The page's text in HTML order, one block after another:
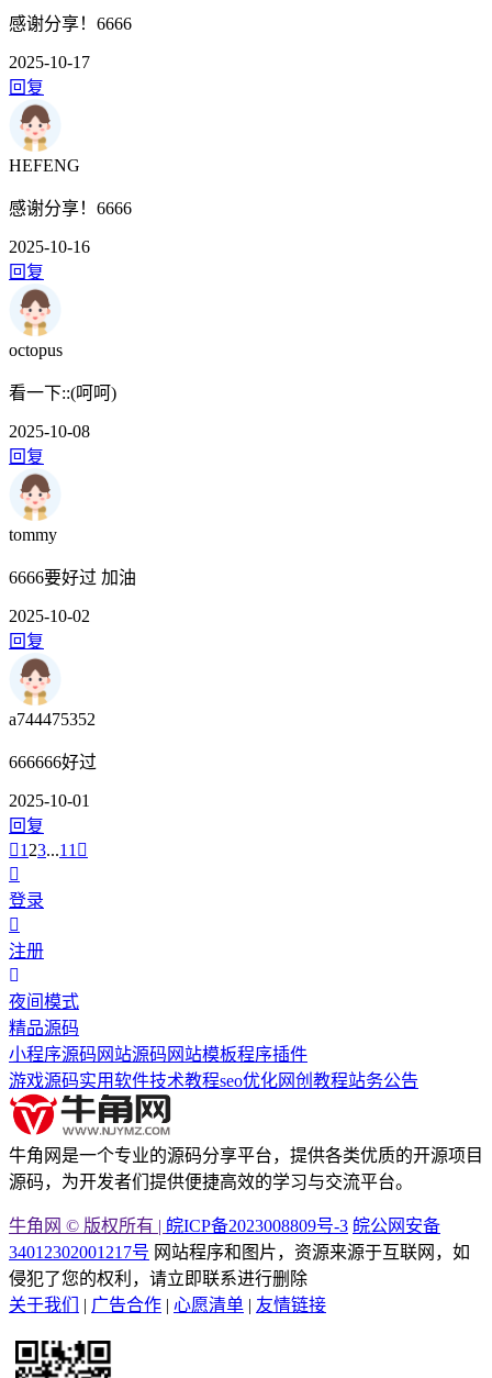
感谢分享！6666
2025-10-17
回复
HEFENG
感谢分享！6666
2025-10-16
回复
octopus
看一下::(呵呵)
2025-10-08
回复
tommy
6666要好过 加油
2025-10-02
回复
a744475352
666666好过
2025-10-01
回复
1 23...11
登录
注册
夜间模式
精品源码
小程序源码 网站源码 网站模板程序插件
游戏源码实用软件技术教程seo优化网创教程站务公告
牛角网是一个专业的源码分享平台，提供各类优质的开源项目
源码，为开发者们提供便捷高效的学习与交流平台。
牛角网 © 版权所有 | 皖ICP备2023008809号-3 皖公网安备
34012302001217号 网站程序和图片，资源来源于互联网，如
侵犯了您的权利，请立即联系进行删除
关于我们
| 广告合作 | 心愿清单 | 友情链接